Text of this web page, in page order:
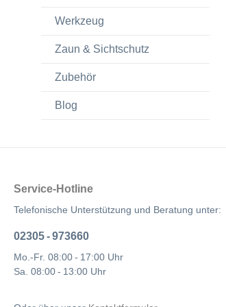
Werkzeug
Zaun & Sichtschutz
Zubehör
Blog
Service-Hotline
Telefonische Unterstützung und Beratung unter:
02305 - 973660
Mo.-Fr. 08:00 - 17:00 Uhr
Sa. 08:00 - 13:00 Uhr